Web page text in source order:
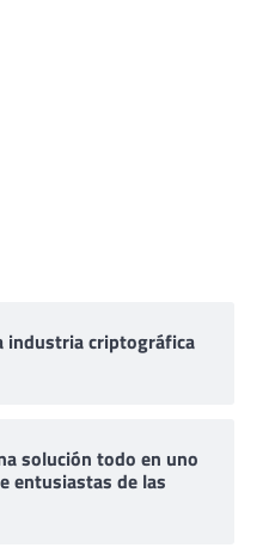
industria criptográfica
solución todo en uno
entusiastas de las